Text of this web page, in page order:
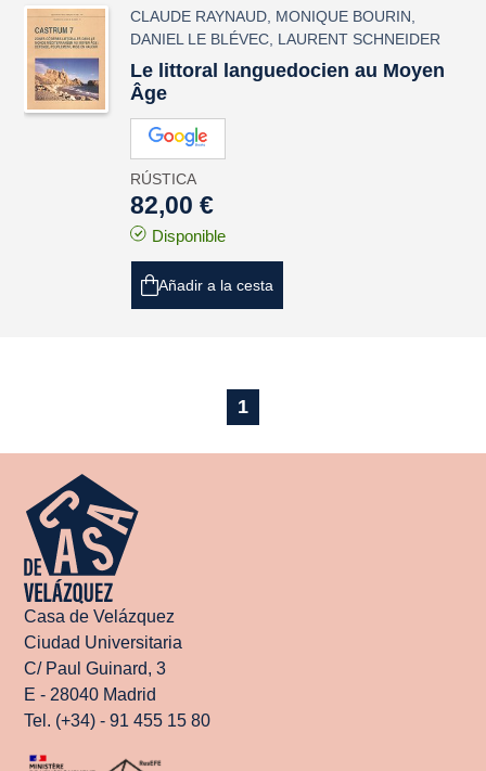
CLAUDE RAYNAUD MONIQUE BOURIN
DANIEL LE BLÉVEC LAURENT SCHNEIDER
Le littoral languedocien au Moyen
Âge
RÚSTICA
82,00 €
Disponible
Añadir a la cesta
1
Casa de Velázquez
Ciudad Universitaria
C/ Paul Guinard, 3
E - 28040 Madrid
Tel. (+34) - 91 455 15 80